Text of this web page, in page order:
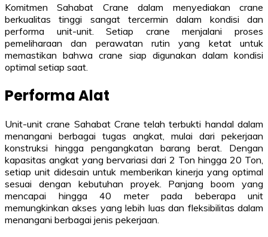
Komitmen Sahabat Crane dalam menyediakan crane
berkualitas tinggi sangat tercermin dalam kondisi dan
performa unit-unit. Setiap crane menjalani proses
pemeliharaan dan perawatan rutin yang ketat untuk
memastikan bahwa crane siap digunakan dalam kondisi
optimal setiap saat.
Performa Alat
Unit-unit crane Sahabat Crane telah terbukti handal dalam
menangani berbagai tugas angkat, mulai dari pekerjaan
konstruksi hingga pengangkatan barang berat. Dengan
kapasitas angkat yang bervariasi dari 2 Ton hingga 20 Ton,
setiap unit didesain untuk memberikan kinerja yang optimal
sesuai dengan kebutuhan proyek. Panjang boom yang
mencapai hingga 40 meter pada beberapa unit
memungkinkan akses yang lebih luas dan fleksibilitas dalam
menangani berbagai jenis pekerjaan.